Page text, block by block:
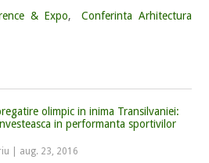
& Expo,
Conferinta Arhitectura
olimpic in inima Transilvaniei:
in performanta sportivilor
aug. 23, 2016